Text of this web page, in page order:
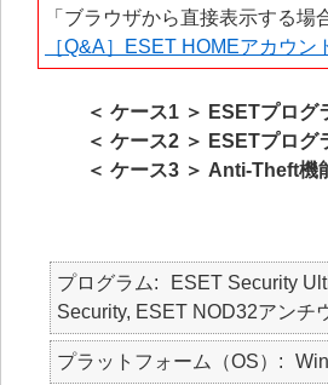
「 ブラウザから直接表示する場
［Q&A］ESET HOMEアカウン
＜ ケース1 ＞ ESETプロ
＜ ケース2 ＞ ESETプロ
＜ ケース3 ＞ Anti-Theft機
プログラム
ESET Security
Security, ESET NOD32アンチ
プラットフォーム（OS）